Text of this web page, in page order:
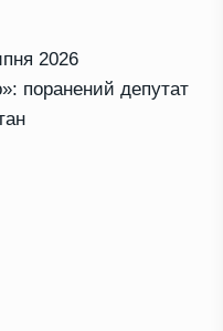
2026
поранений депутат